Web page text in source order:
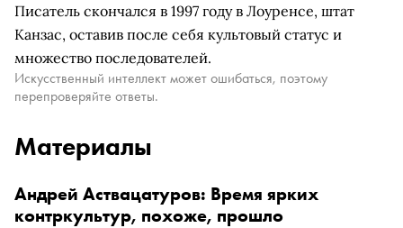
Писатель скончался в 1997 году в Лоуренсе, штат
Канзас, оставив после себя культовый статус и
множество последователей.
Искусственный интеллект может ошибаться, поэтому
перепроверяйте ответы.
Материалы
Андрей Аствацатуров: Время ярких
контркультур, похоже, прошло